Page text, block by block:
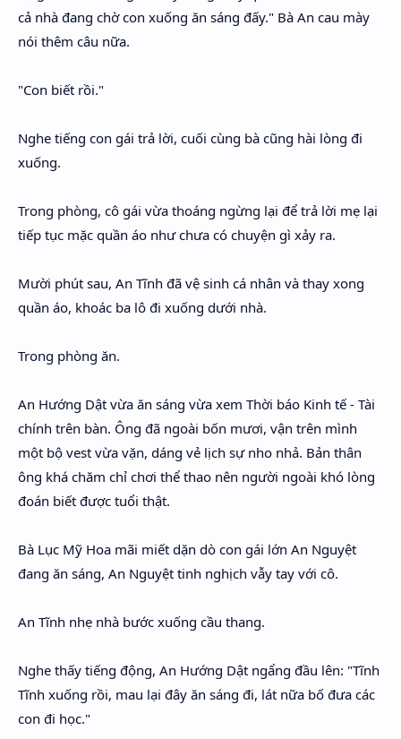
cả nhà đang chờ con xuống ăn sáng đấy." Bà An cau mày
nói thêm câu nữa.
"Con biết rồi."
Nghe tiếng con gái trả lời, cuối cùng bà cũng hài lòng đi
xuống.
Trong phòng, cô gái vừa thoáng ngừng lại để trả lời mẹ lại
tiếp tục mặc quần áo như chưa có chuyện gì xảy ra.
Mười phút sau, An Tĩnh đã vệ sinh cá nhân và thay xong
quần áo, khoác ba lô đi xuống dưới nhà.
Trong phòng ăn.
An Hướng Dật vừa ăn sáng vừa xem Thời báo Kinh tế - Tài
chính trên bàn. Ông đã ngoài bốn mươi, vận trên mình
một bộ vest vừa vặn, dáng vẻ lịch sự nho nhả. Bản thân
ông khá chăm chỉ chơi thể thao nên người ngoài khó lòng
đoán biết được tuổi thật.
Bà Lục Mỹ Hoa mãi miết dặn dò con gái lớn An Nguyệt
đang ăn sáng, An Nguyệt tinh nghịch vẫy tay với cô.
An Tĩnh nhẹ nhà bước xuống cầu thang.
Nghe thấy tiếng động, An Hướng Dật ngẩng đầu lên: "Tĩnh
Tĩnh xuống rồi, mau lại đây ăn sáng đi, lát nữa bố đưa các
con đi học."